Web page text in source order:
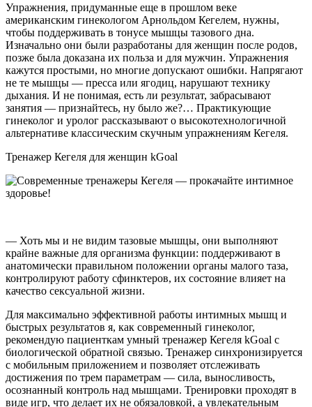
Упражнения, придуманные еще в прошлом веке
американским гинекологом Арнольдом Кегелем, нужны,
чтобы поддерживать в тонусе мышцы тазового дна.
Изначально они были разработаны для женщин после родов,
позже была доказана их польза и для мужчин. Упражнения
кажутся простыми, но многие допускают ошибки. Напрягают
не те мышцы — пресса или ягодиц, нарушают технику
дыхания. И не понимая, есть ли результат, забрасывают
занятия — признайтесь, ну было же?… Практикующие
гинеколог и уролог рассказывают о высокотехнологичной
альтернативе классическим скучным упражнениям Кегеля.
Тренажер Кегеля для женщин kGoal
— Хоть мы и не видим тазовые мышцы, они выполняют
крайне важные для организма функции: поддерживают в
анатомически правильном положении органы малого таза,
контролируют работу сфинктеров, их состояние влияет на
качество сексуальной жизни.
Для максимально эффективной работы интимных мышц и
быстрых результатов я, как современный гинеколог,
рекомендую пациенткам умный тренажер Кегеля kGoal с
биологической обратной связью. Тренажер синхронизируется
с мобильным приложением и позволяет отслеживать
достижения по трем параметрам — сила, выносливость,
осознанный контроль над мышцами. Тренировки проходят в
виде игр, что делает их не обязаловкой, а увлекательным